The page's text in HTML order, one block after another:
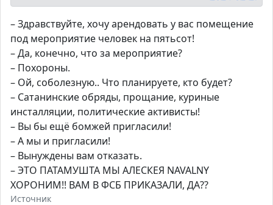
– Здравствуйте, хочу арендовать у вас помещение
под мероприятие человек на пятьсот!
– Да, конечно, что за мероприятие?
– Похороны.
– Ой, соболезную.. Что планируете, кто будет?
– Сатанинские обряды, прощание, куриные
инсталляции, политические активисты!
– Вы бы ещё бомжей пригласили!
– А мы и пригласили!
– Вынуждены вам отказать.
– ЭТО ПАТАМУШТА МЫ АЛЕСКЕЯ NAVALNY
ХОРОНИМ!! ВАМ В ФСБ ПРИКАЗАЛИ, ДА??
Источник